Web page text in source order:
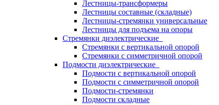
Лестницы-трансформеры
Лестницы составные (складные)
Лестницы-стремянки универсальные
Лестницы для подъема на опоры
Стремянки диэлектрические
Стремянки с вертикальной опорой
Стремянки с симметричной опорой
Подмости диэлектрические
Подмости с вертикальной опорой
Подмости с симметричной опорой
Подмости-стремянки
Подмости складные